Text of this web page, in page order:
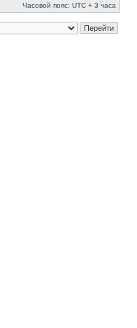
Часовой пояс: UTC + 3 часа